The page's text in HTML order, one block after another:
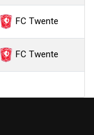
FC Twente
FC Twente